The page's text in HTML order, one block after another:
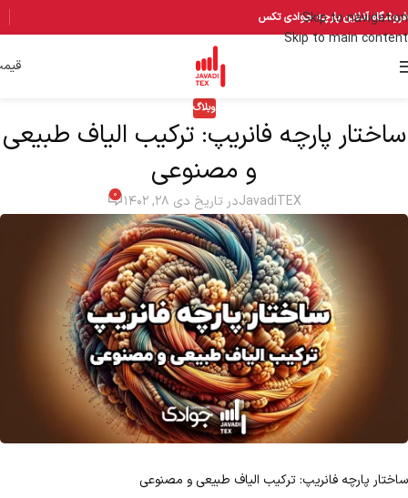
Skip to navigation
Skip to main content
فروشگاه آنلاین پارچه جوادی تکس
وبلاگ
ساختار پارچه فانریپ: ترکیب الیاف طبیعی
و مصنوعی
JavadiTEXدر تاریخ دی ۲۸, ۱۴۰۲ 0
ساختار پارچه فانریپ: ترکیب الیاف طبیعی و مصنوعی